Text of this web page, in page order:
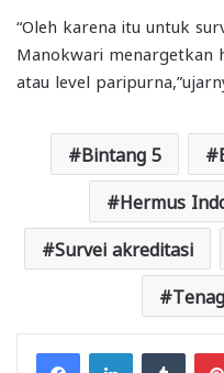
“Oleh karena itu untuk
Manokwari menargetkan
atau level
Bintang 5
Hermus
Survei akreditasi
FacebookLinkedIn